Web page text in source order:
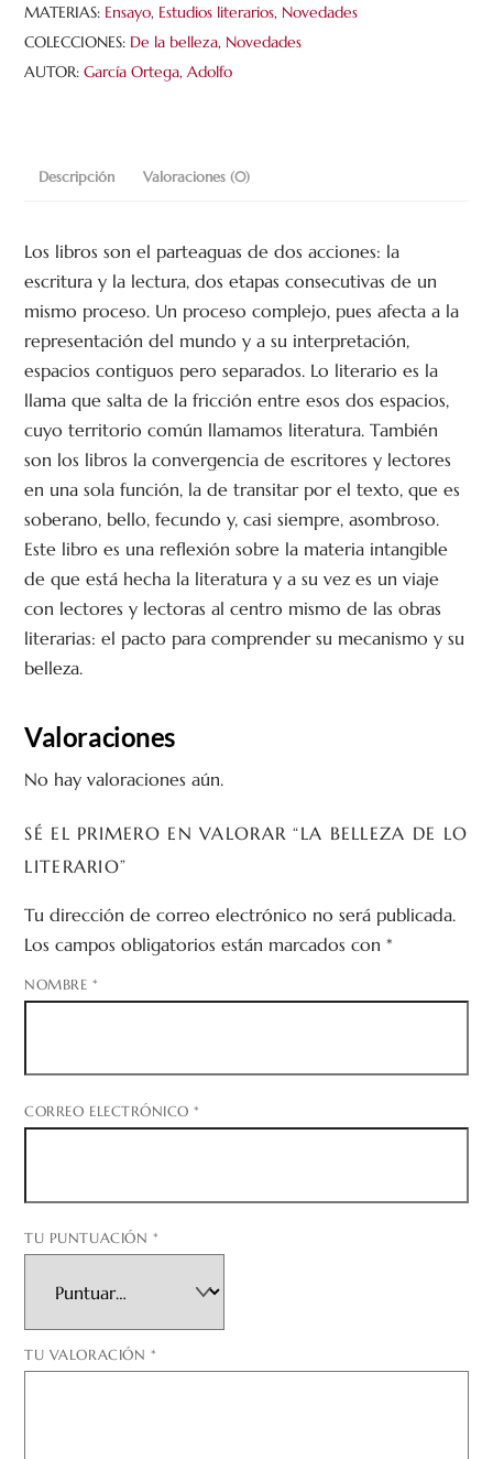
MATERIAS: Ensayo, Estudios literarios, Novedades
COLECCIONES: De la belleza, Novedades
AUTOR:García Ortega, Adolfo
Descripción Valoraciones (0)
Los libros son el parteaguas de dos acciones: la
escritura y la lectura, dos etapas consecutivas de un
mismo proceso. Un proceso complejo, pues afecta a la
representación del mundo y a su interpretación,
espacios contiguos pero separados. Lo literario es la
llama que salta de la fricción entre esos dos espacios,
cuyo territorio común llamamos literatura. También
son los libros la convergencia de escritores y lectores
en una sola función, la de transitar por el texto, que es
soberano, bello, fecundo y, casi siempre, asombroso.
Este libro es una reflexión sobre la materia intangible
de que está hecha la literatura y a su vez es un viaje
con lectores y lectoras al centro mismo de las obras
literarias: el pacto para comprender su mecanismo y su
belleza.
Valoraciones
No hay valoraciones aún.
SÉ EL PRIMERO EN VALORAR “LA BELLEZA DE LO
LITERARIO”
Tu dirección de correo electrónico no será publicada.
Los campos obligatorios están marcados con*
NOMBRE *
CORREO ELECTRÓNICO*
TU PUNTUACIÓN *
TU VALORACIÓN *